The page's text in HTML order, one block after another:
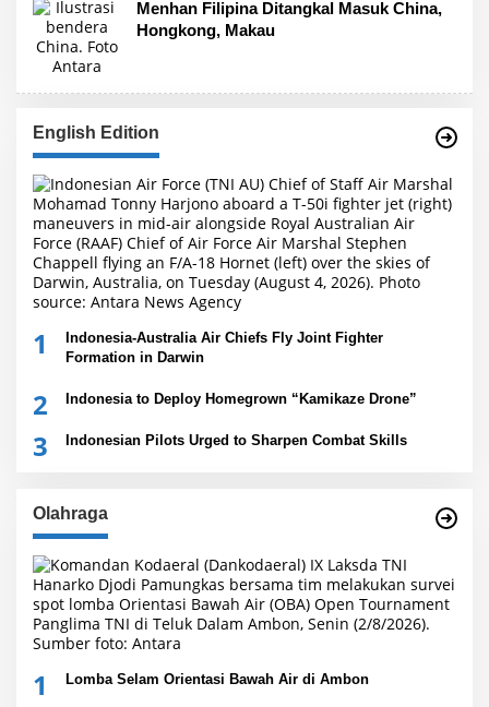
Menhan Filipina Ditangkal Masuk China,
Hongkong, Makau
English Edition
1
Indonesia-Australia Air Chiefs Fly Joint Fighter
Formation in Darwin
2 Indonesia to Deploy Homegrown “Kamikaze Drone”
3 Indonesian Pilots Urged to Sharpen Combat Skills
Olahraga
1 Lomba Selam Orientasi Bawah Air di Ambon